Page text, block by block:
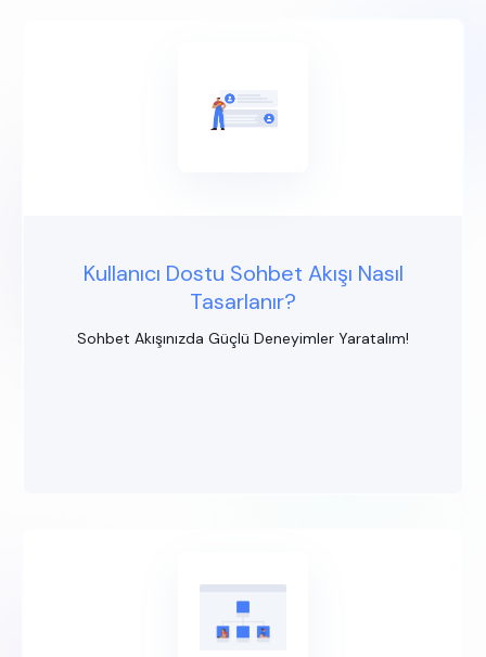
Kullanıcı Dostu Sohbet Akışı Nasıl
Tasarlanır?
Sohbet Akışınızda Güçlü Deneyimler Yaratalım!